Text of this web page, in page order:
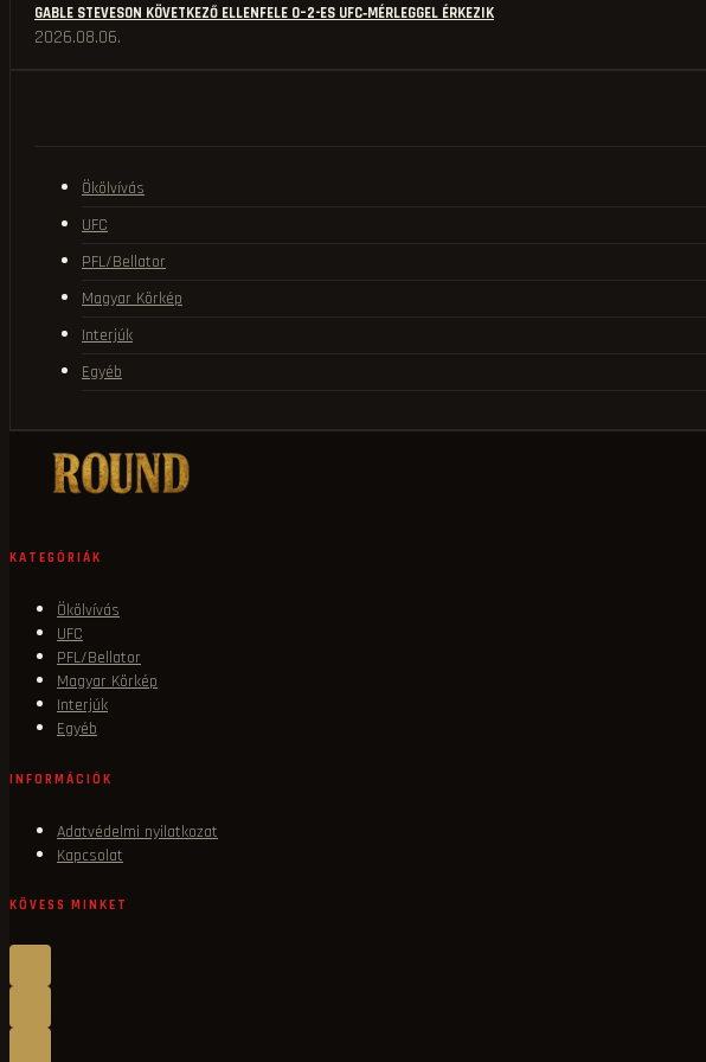
GABLE STEVESON KÖVETKEZŐ ELLENFELE 0–2-ES UFC‑MÉRLEGGEL ÉRKEZIK
2026.08.06.
Ökölvívás
UFC
PFL/Bellator
Magyar Körkép
Interjúk
Egyéb
KATEGÓRIÁK
Ökölvívás
UFC
PFL/Bellator
Magyar Körkép
Interjúk
Egyéb
INFORMÁCIÓK
Adatvédelmi nyilatkozat
Kapcsolat
KÖVESS MINKET